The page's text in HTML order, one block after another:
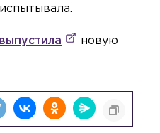
выпустила
новую